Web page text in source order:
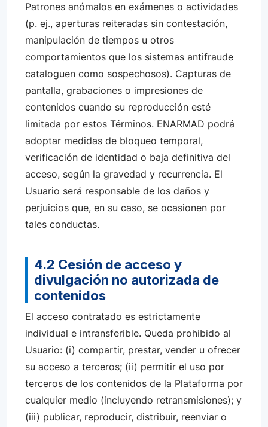
Patrones anómalos en exámenes o actividades
(p. ej., aperturas reiteradas sin contestación,
manipulación de tiempos u otros
comportamientos que los sistemas antifraude
cataloguen como sospechosos). Capturas de
pantalla, grabaciones o impresiones de
contenidos cuando su reproducción esté
limitada por estos Términos. ENARMAD podrá
adoptar medidas de bloqueo temporal,
verificación de identidad o baja definitiva del
acceso, según la gravedad y recurrencia. El
Usuario será responsable de los daños y
perjuicios que, en su caso, se ocasionen por
tales conductas.
4.2 Cesión de acceso y
divulgación no autorizada de
contenidos
El acceso contratado es estrictamente
individual e intransferible. Queda prohibido al
Usuario: (i) compartir, prestar, vender u ofrecer
su acceso a terceros; (ii) permitir el uso por
terceros de los contenidos de la Plataforma por
cualquier medio (incluyendo retransmisiones); y
(iii) publicar, reproducir, distribuir, reenviar o